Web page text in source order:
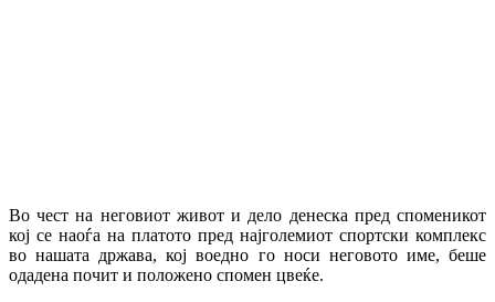
Во чест на неговиот живот и дело денеска пред споменикот
кој се наоѓа на платото пред најголемиот спортски комплекс
во нашата држава, кој воедно го носи неговото име, беше
одадена почит и положено спомен цвеќе.